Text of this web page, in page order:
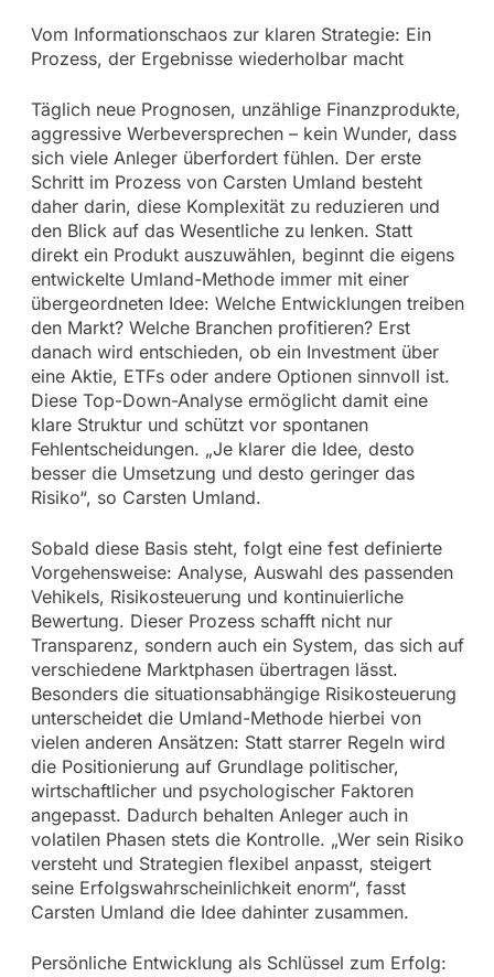
Vom Informationschaos zur klaren Strategie: Ein
Prozess, der Ergebnisse wiederholbar macht
Täglich neue Prognosen, unzählige Finanzprodukte,
aggressive Werbeversprechen – kein Wunder, dass
sich viele Anleger überfordert fühlen. Der erste
Schritt im Prozess von Carsten Umland besteht
daher darin, diese Komplexität zu reduzieren und
den Blick auf das Wesentliche zu lenken. Statt
direkt ein Produkt auszuwählen, beginnt die eigens
entwickelte Umland-Methode immer mit einer
übergeordneten Idee: Welche Entwicklungen treiben
den Markt? Welche Branchen profitieren? Erst
danach wird entschieden, ob ein Investment über
eine Aktie, ETFs oder andere Optionen sinnvoll ist.
Diese Top-Down-Analyse ermöglicht damit eine
klare Struktur und schützt vor spontanen
Fehlentscheidungen. „Je klarer die Idee, desto
besser die Umsetzung und desto geringer das
Risiko“, so Carsten Umland.
Sobald diese Basis steht, folgt eine fest definierte
Vorgehensweise: Analyse, Auswahl des passenden
Vehikels, Risikosteuerung und kontinuierliche
Bewertung. Dieser Prozess schafft nicht nur
Transparenz, sondern auch ein System, das sich auf
verschiedene Marktphasen übertragen lässt.
Besonders die situationsabhängige Risikosteuerung
unterscheidet die Umland-Methode hierbei von
vielen anderen Ansätzen: Statt starrer Regeln wird
die Positionierung auf Grundlage politischer,
wirtschaftlicher und psychologischer Faktoren
angepasst. Dadurch behalten Anleger auch in
volatilen Phasen stets die Kontrolle. „Wer sein Risiko
versteht und Strategien flexibel anpasst, steigert
seine Erfolgswahrscheinlichkeit enorm“, fasst
Carsten Umland die Idee dahinter zusammen.
Persönliche Entwicklung als Schlüssel zum Erfolg: